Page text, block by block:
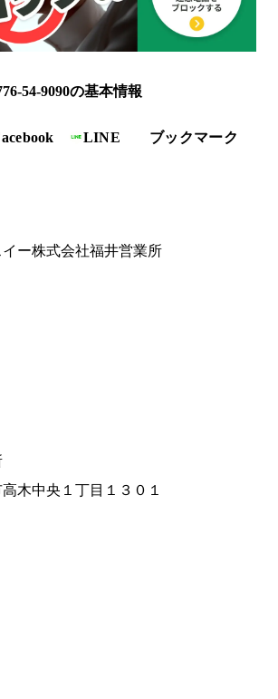
54-9090の基本情報
LINE
ブックマーク
ー株式会社福井営業所
木中央１丁目１３０１